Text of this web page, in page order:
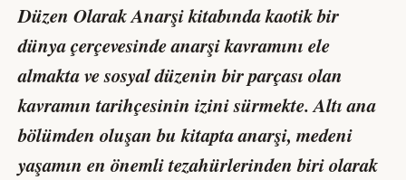
Düzen Olarak Anarşikitabında kaotik bir
dünya çerçevesinde anarşi kavramını ele
almakta ve sosyal düzenin bir parçası olan
kavramın tarihçesinin izini sürmekte. Altı ana
bölümden oluşan bu kitapta anarşi, medeni
yaşamın en önemli tezahürlerinden biri olarak